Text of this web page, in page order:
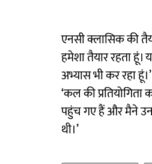
एनसी क्लासिक की
हमेशा तैयार रहता हूं।
अभ्यास भी कर रहा
‘कल की
पहुंच गए हैं और मैने
थी।’